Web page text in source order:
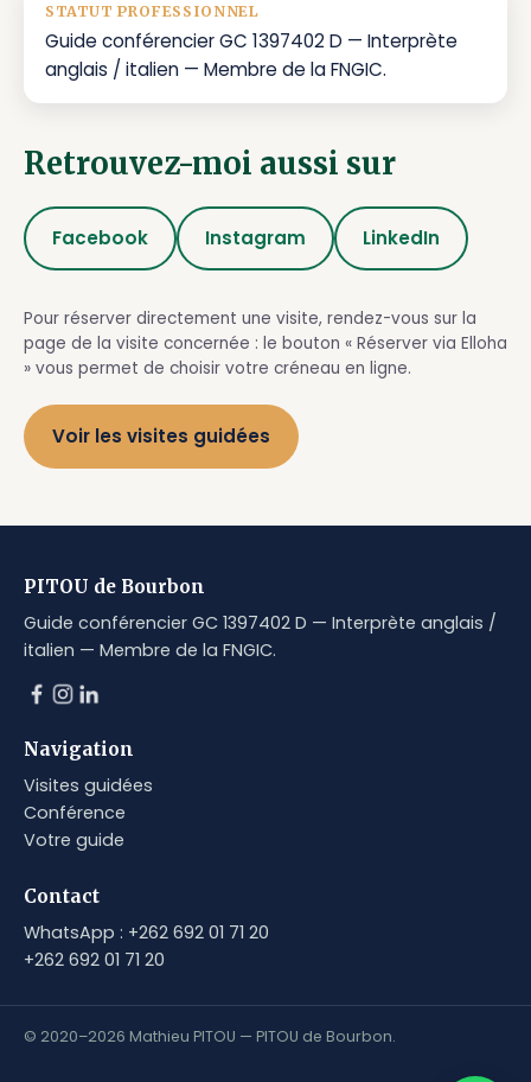
STATUT PROFESSIONNEL
Guide conférencier GC 1397402 D — Interprète
anglais / italien — Membre de la FNGIC.
Retrouvez-moi aussi sur
Facebook Instagram LinkedIn
Pour réserver directement une visite, rendez-vous sur la
page de la visite concernée : le bouton « Réserver via Elloha
» vous permet de choisir votre créneau en ligne.
Voir les visites guidées
PITOU de Bourbon
Guide conférencier GC 1397402 D — Interprète anglais /
italien — Membre de la FNGIC.
Navigation
Visites guidées
Conférence
Votre guide
Contact
WhatsApp : +262 692 01 71 20
+262 692 01 71 20
© 2020–2026 Mathieu PITOU — PITOU de Bourbon.